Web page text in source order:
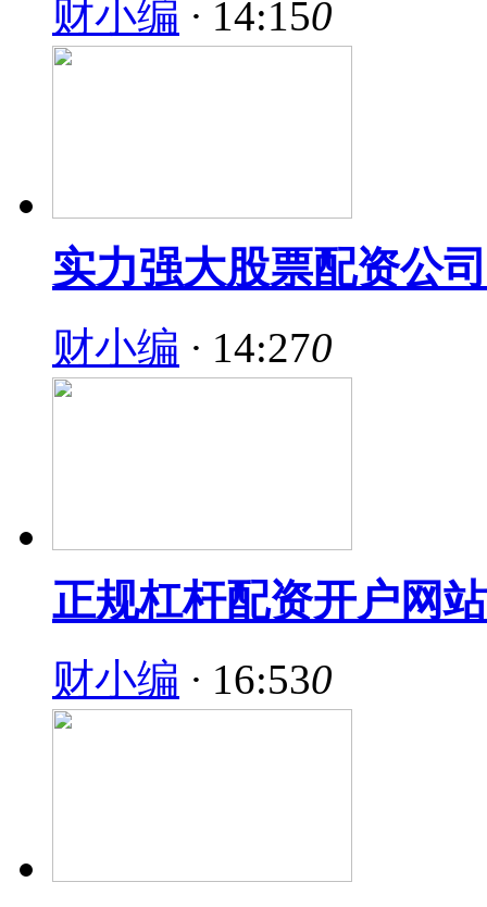
财小编 · 14:150
实力强大股票配资公
财小编 · 14:270
正规杠杆配资开户网
财小编 · 16:530